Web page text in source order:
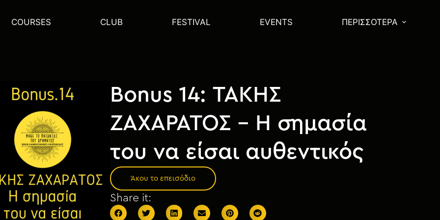
COURSES CLUB FESTIVAL EVENTS ΠΕΡΙΣΣΌΤΕΡΑ
Bonus 14: ΤΑΚΗΣ
ΖΑΧΑΡΑΤΟΣ – Η σημασία
του να είσαι αυθεντικός
Άκου το επεισόδιο
Share it: